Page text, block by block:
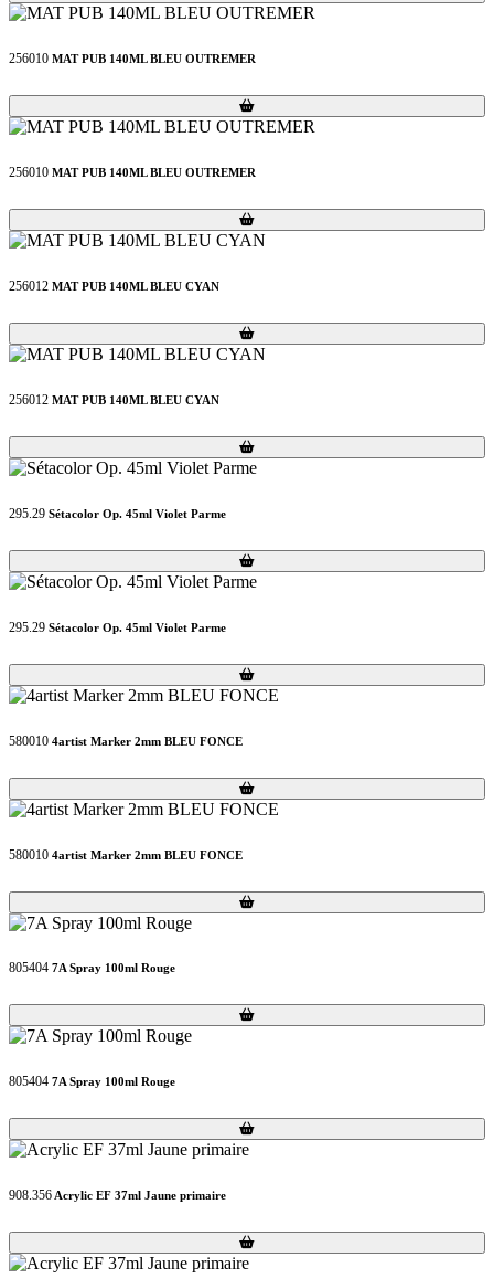
256010 MAT PUB 140ML BLEU OUTREMER
Loading...
Loading...
256010 MAT PUB 140ML BLEU OUTREMER
Loading...
Loading...
256012 MAT PUB 140ML BLEU CYAN
Loading...
Loading...
256012 MAT PUB 140ML BLEU CYAN
Loading...
Loading...
295.29 Sétacolor Op. 45ml Violet Parme
Loading...
Loading...
295.29 Sétacolor Op. 45ml Violet Parme
Loading...
Loading...
580010 4artist Marker 2mm BLEU FONCE
Loading...
Loading...
580010 4artist Marker 2mm BLEU FONCE
Loading...
Loading...
805404 7A Spray 100ml Rouge
Loading...
Loading...
805404 7A Spray 100ml Rouge
Loading...
Loading...
908.356 Acrylic EF 37ml Jaune primaire
Loading...
Loading...